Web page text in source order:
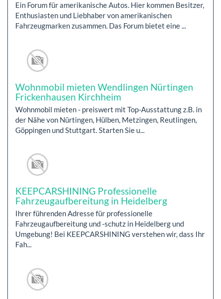
Ein Forum für amerikanische Autos. Hier kommen Besitzer,
Enthusiasten und Liebhaber von amerikanischen
Fahrzeugmarken zusammen. Das Forum bietet eine ...
Wohnmobil mieten Wendlingen Nürtingen
Frickenhausen Kirchheim
Wohnmobil mieten - preiswert mit Top-Ausstattung z.B. in
der Nähe von Nürtingen, Hülben, Metzingen, Reutlingen,
Göppingen und Stuttgart. Starten Sie u...
KEEPCARSHINING Professionelle
Fahrzeugaufbereitung in Heidelberg
Ihrer führenden Adresse für professionelle
Fahrzeugaufbereitung und -schutz in Heidelberg und
Umgebung! Bei KEEPCARSHINING verstehen wir, dass Ihr
Fah...